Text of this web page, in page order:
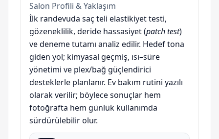
Salon Profili & Yaklaşım
İlk randevuda saç teli elastikiyet testi,
gözeneklilik, deride hassasiyet (patch test)
ve deneme tutamı analiz edilir. Hedef tona
giden yol; kimyasal geçmiş, ısı–süre
yönetimi ve plex/bağ güçlendirici
desteklerle planlanır. Ev bakım rutini yazılı
olarak verilir; böylece sonuçlar hem
fotoğrafta hem günlük kullanımda
sürdürülebilir olur.